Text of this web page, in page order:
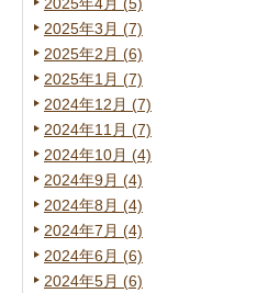
2025年4月 (5)
2025年3月 (7)
2025年2月 (6)
2025年1月 (7)
2024年12月 (7)
2024年11月 (7)
2024年10月 (4)
2024年9月 (4)
2024年8月 (4)
2024年7月 (4)
2024年6月 (6)
2024年5月 (6)